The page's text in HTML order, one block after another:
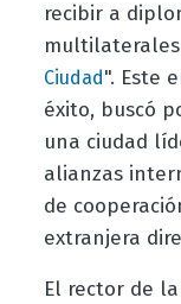
recibir a
Ciudad". Este
éxito, buscó
una ciudad
alianzas
de
extranjera
El rector de